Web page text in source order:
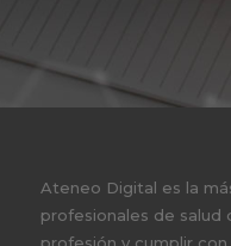
Ateneo Digital es la
profesionales de salud